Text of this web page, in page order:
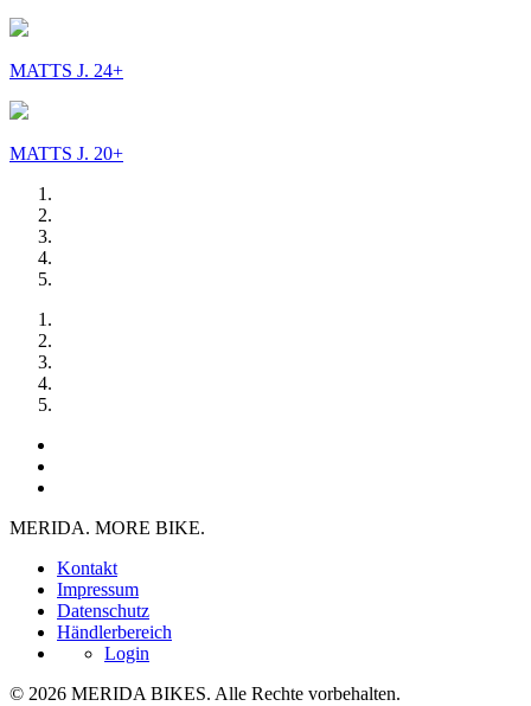
MATTS J. 24+
MATTS J. 20+
MERIDA. MORE BIKE.
Kontakt
Impressum
Datenschutz
Händlerbereich
Login
© 2026 MERIDA BIKES. Alle Rechte vorbehalten.